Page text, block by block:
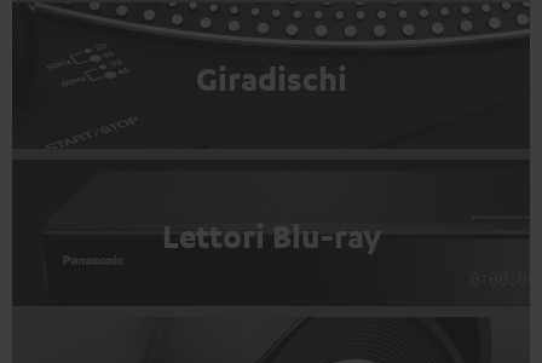
Giradischi
Lettori Blu-ray